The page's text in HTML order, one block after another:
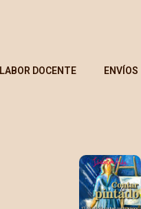
LABOR DOCENTE ENVÍOS